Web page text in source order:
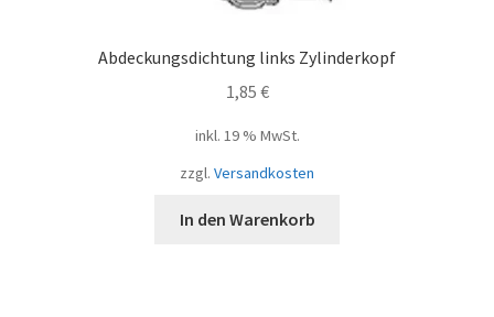
Abdeckungsdichtung links Zylinderkopf
1,85 €
inkl. 19 % MwSt.
zzgl. Versandkosten
In den Warenkorb